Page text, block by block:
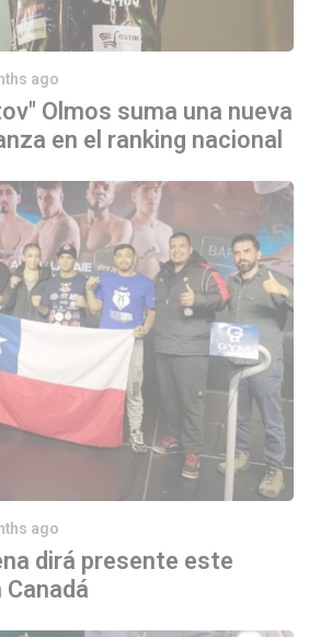
ago
Olmos suma una nueva
en el ranking nacional
ago
dirá presente este